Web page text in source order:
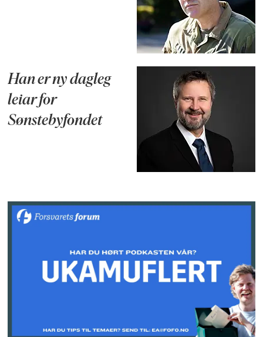
Han er ny dagleg
leiar for
Sønstebyfondet